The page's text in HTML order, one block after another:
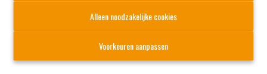
Alleen noodzakelijke cookies
Voorkeuren aanpassen